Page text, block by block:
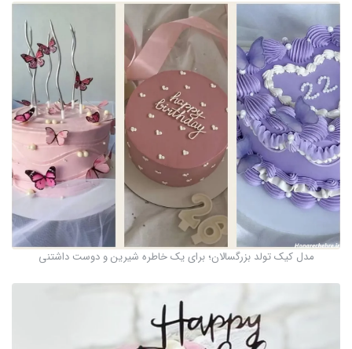
مدل کیک تولد بزرگسالان؛ برای یک خاطره شیرین و دوست داشتنی